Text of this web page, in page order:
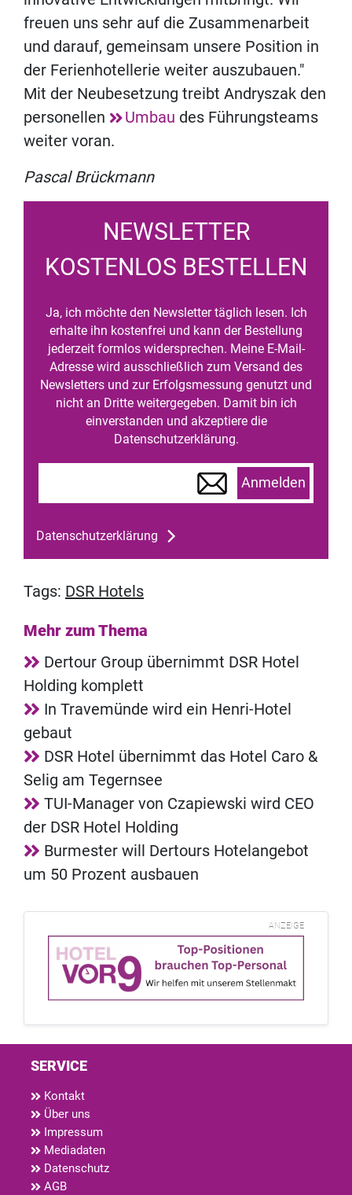
freuen uns sehr auf die Zusammenarbeit
und darauf, gemeinsam unsere Position in
der Ferienhotellerie weiter auszubauen."
Mit der Neubesetzung treibt Andryszak den
personellen
Umbau des Führungsteams
weiter voran.
Pascal Brückmann
NEWSLETTER
KOSTENLOS BESTELLEN
Ja, ich möchte den Newsletter täglich lesen. Ich
erhalte ihn kostenfrei und kann der Bestellung
jederzeit formlos widersprechen. Meine E-Mail-
Adresse wird ausschließlich zum Versand des
Newsletters und zur Erfolgsmessung genutzt und
nicht an Dritte weitergegeben. Damit bin ich
einverstanden und akzeptiere die
Datenschutzerklärung.
Anmelden
Datenschutzerklärung
Tags: DSR Hotels
Mehr zum Thema
Dertour Group übernimmt DSR Hotel
Holding komplett
In Travemünde wird ein Henri-Hotel
gebaut
DSR Hotel übernimmt das Hotel Caro &
Selig am Tegernsee
TUI-Manager von Czapiewski wird CEO
der DSR Hotel Holding
Burmester will Dertours Hotelangebot
um 50 Prozent ausbauen
ANZEIGE
SERVICE
Kontakt
Über uns
Impressum
Mediadaten
Datenschutz
AGB